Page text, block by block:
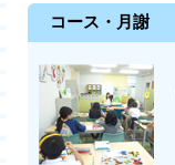
コース・月謝